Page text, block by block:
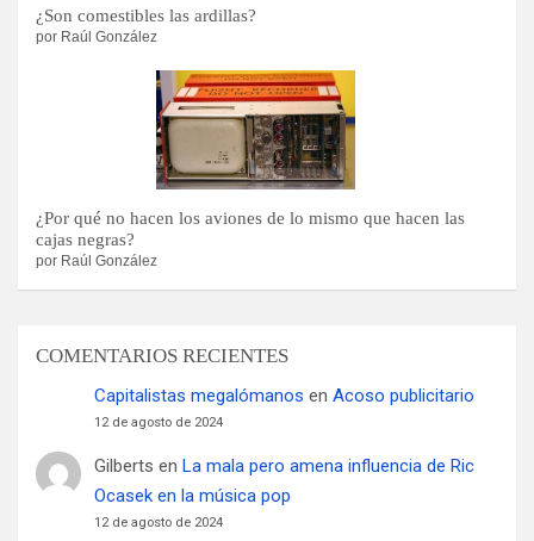
¿Son comestibles las ardillas?
por Raúl González
¿Por qué no hacen los aviones de lo mismo que hacen las
cajas negras?
por Raúl González
COMENTARIOS RECIENTES
Capitalistas megalómanos en Acoso publicitario
12 de agosto de 2024
Gilberts en La mala pero amena influencia de Ric
Ocasek en la música pop
12 de agosto de 2024